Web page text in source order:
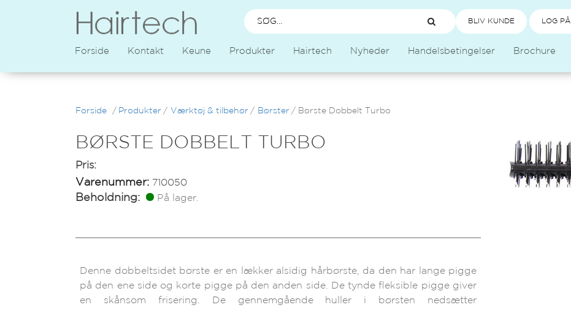
BLIV KUNDE LOG PÅ
Forside Kontakt Keune Produkter Hairtech Nyheder Handelsbetingelser Brochure
Forside / Produkter / Værktøj & tilbehør / Børster / Børste Dobbelt Turbo
BØRSTE DOBBELT TURBO
Pris:
Varenummer: 710050
Beholdning: På lager.
Denne dobbeltsidet børste er en lækker alsidig hårbørste, da den har lange pigge
på den ene side og korte pigge på den anden side. De tynde fleksible pigge giver
en skånsom frisering. De gennemgående huller i børsten nedsætter